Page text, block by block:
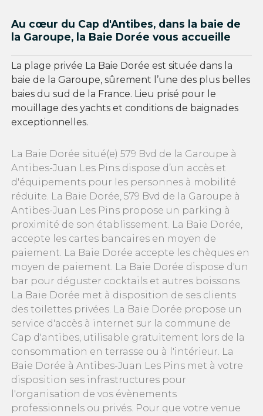
Au cœur du Cap d'Antibes, dans la baie de
la Garoupe, la Baie Dorée vous accueille
La plage privée La Baie Dorée est située dans la
baie de la Garoupe, sûrement l’une des plus belles
baies du sud de la France. Lieu prisé pour le
mouillage des yachts et conditions de baignades
exceptionnelles.
La Baie Dorée situé(e) 579 Bvd de la Garoupe à
Antibes-Juan Les Pins dispose d’un accès et
d'équipements pour les personnes à mobilité
réduite. La Baie Dorée, 579 Bvd de la Garoupe à
Antibes-Juan Les Pins propose un parking à
proximité de son établissement. La Baie Dorée,
accepte les cartes bancaires en moyen de
paiement. La Baie Dorée accepte les chèques en
moyen de paiement. La Baie Dorée dispose d'un
bar pour déguster cocktails et autres boissons
La Baie Dorée met à disposition de ses clients
des toilettes privées. La Baie Dorée propose un
service d'accès à internet sur la commune de
Cap d'antibes, utilisable gratuitement lors de la
consommation en terrasse ou à l'intérieur. La
Baie Dorée à Antibes-Juan Les Pins met à votre
disposition ses infrastructures pour
l'organisation de vos évènements
professionnels ou privés. Pour que votre venue